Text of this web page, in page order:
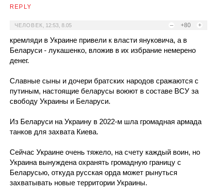
REPLY
– +80 +
ЧЕЛОВЕК 12:53, 8.05
кремляди в Украине привели к власти януковича, а в
Беларуси - лукашенко, вложив в их избрание немерено
денег.
Славные сыны и дочери братских народов сражаются с
путиным, настоящие беларусы воюют в составе ВСУ за
свободу Украины и Беларуси.
Из Беларуси на Украину в 2022-м шла громадная армада
танков для захвата Киева.
Сейчас Украине очень тяжело, на счету каждый воин, но
Украина вынуждена охранять громадную границу с
Беларусью, откуда русская орда может рынуться
захватывать новые территории Украины.